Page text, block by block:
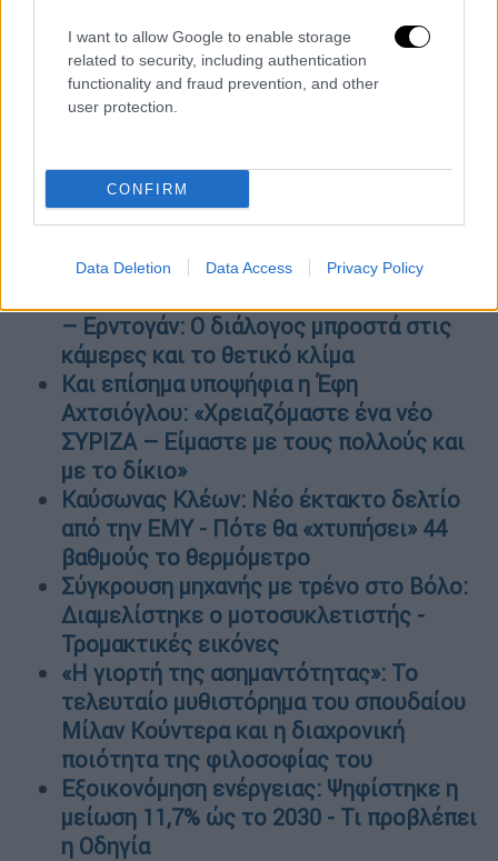
I want to allow Google to enable storage
related to security, including authentication
functionality and fraud prevention, and other
user protection.
CONFIRM
Data Deletion Data Access Privacy Policy
Περιμένουμε από την κυβέρνηση να μας πει
αν σήμερα "βγαίνει η Δημοκρατία" από τα
πανεπιστήμια. Τελικά, το μόνο που μένει
είναι το κόστος 30 εκ. ευρώ για ένα φιάσκο,
στο ΕΚΑΒ και καθημερινά συνάνθρωποί μας
χάνουν τη ζωή τους αβοήθητοι».
– Ερντογάν: Ο διάλογος μπροστά στις
κάμερες και το θετικό κλίμα
Και επίσημα υποψήφια η Έφη
Αχτσιόγλου: «Χρειαζόμαστε ένα νέο
ΣΥΡΙΖΑ – Είμαστε με τους πολλούς και
με το δίκιο»
Καύσωνας Κλέων: Νέο έκτακτο δελτίο
από την ΕΜΥ - Πότε θα «χτυπήσει» 44
βαθμούς το θερμόμετρο
Σύγκρουση μηχανής με τρένο στο Βόλο:
Διαμελίστηκε ο μοτοσυκλετιστής -
Τρομακτικές εικόνες
«Η γιορτή της ασημαντότητας»: Το
τελευταίο μυθιστόρημα του σπουδαίου
Μίλαν Κούντερα και η διαχρονική
ποιότητα της φιλοσοφίας του
Εξοικονόμηση ενέργειας: Ψηφίστηκε η
μείωση 11,7% ώς το 2030 - Τι προβλέπει
η Οδηγία